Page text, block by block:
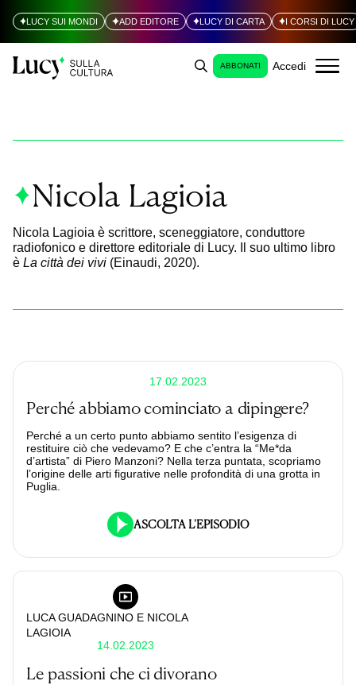
LUCY SUI MONDI ADD EDITORE LUCY DI CARTA I CORSI DI LUCY
ABBONATI Accedi
Nicola Lagioia
Nicola Lagioia è scrittore, sceneggiatore, conduttore
radiofonico e direttore editoriale di Lucy. Il suo ultimo libro
èLa città dei vivi (Einaudi, 2020).
17.02.2023
Perché abbiamo cominciato a dipingere?
Perché a un certo punto abbiamo sentito l’esigenza di
restituire ciò che vedevamo? E che c’entra la “Me*da
d’artista” di Piero Manzoni? Nella terza puntata, scopriamo
l’origine delle arti figurative nelle profondità di una grotta in
Puglia.
ASCOLTA L'EPISODIO
LUCA GUADAGNINO E NICOLA
LAGIOIA
14.02.2023
Le passioni che ci divorano